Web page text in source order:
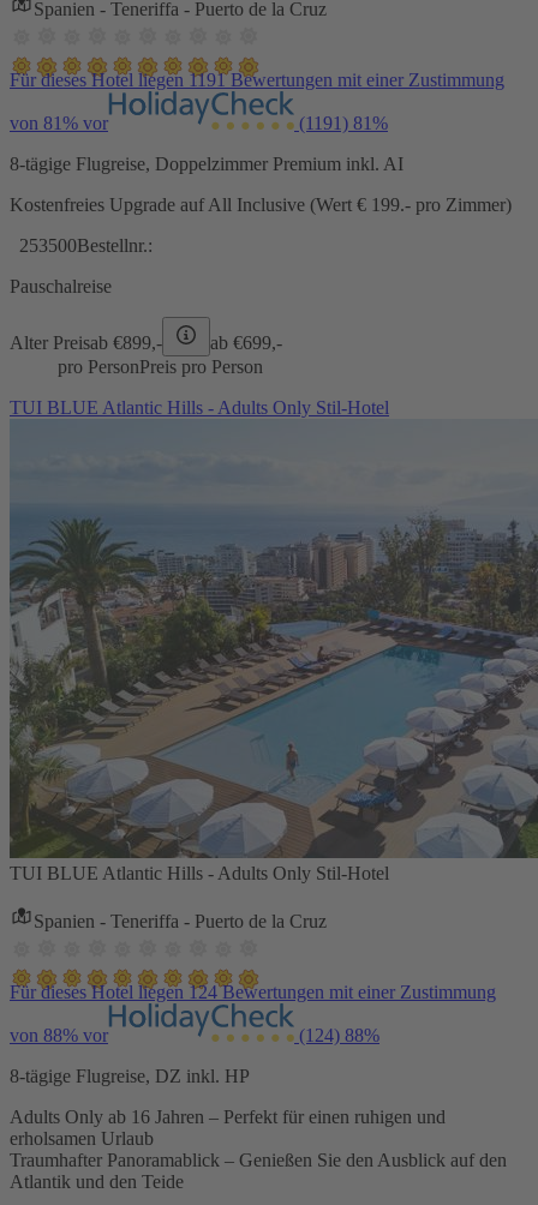
Spanien - Teneriffa - Puerto de la Cruz
Für dieses Hotel liegen 1191 Bewertungen mit einer Zustimmung
von 81% vor (1191) 81%
8-tägige Flugreise, Doppelzimmer Premium inkl. AI
Kostenfreies Upgrade auf All Inclusive (Wert € 199.- pro Zimmer)
253500Bestellnr.:
Pauschalreise
Alter Preisab €899,- ab €699,-
pro PersonPreis pro Person
TUI BLUE Atlantic Hills - Adults Only Stil-Hotel
TUI BLUE Atlantic Hills - Adults Only Stil-Hotel
Spanien - Teneriffa - Puerto de la Cruz
Für dieses Hotel liegen 124 Bewertungen mit einer Zustimmung
von 88% vor (124) 88%
8-tägige Flugreise, DZ inkl. HP
Adults Only ab 16 Jahren – Perfekt für einen ruhigen und
erholsamen Urlaub
Traumhafter Panoramablick – Genießen Sie den Ausblick auf den
Atlantik und den Teide